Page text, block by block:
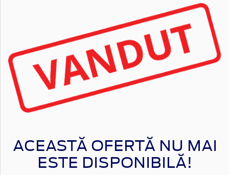
ACEASTĂ OFERTĂ NU MAI
ESTE DISPONIBILĂ!